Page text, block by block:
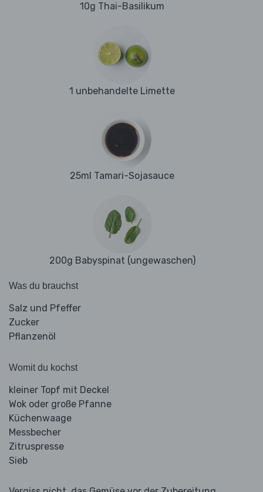
10g Thai-Basilikum
1 unbehandelte Limette
25ml Tamari-Sojasauce
200g Babyspinat (ungewaschen)
Was du brauchst
Salz und Pfeffer
Zucker
Pflanzenöl
Womit du kochst
kleiner Topf mit Deckel
Wok oder große Pfanne
Küchenwaage
Messbecher
Zitruspresse
Sieb